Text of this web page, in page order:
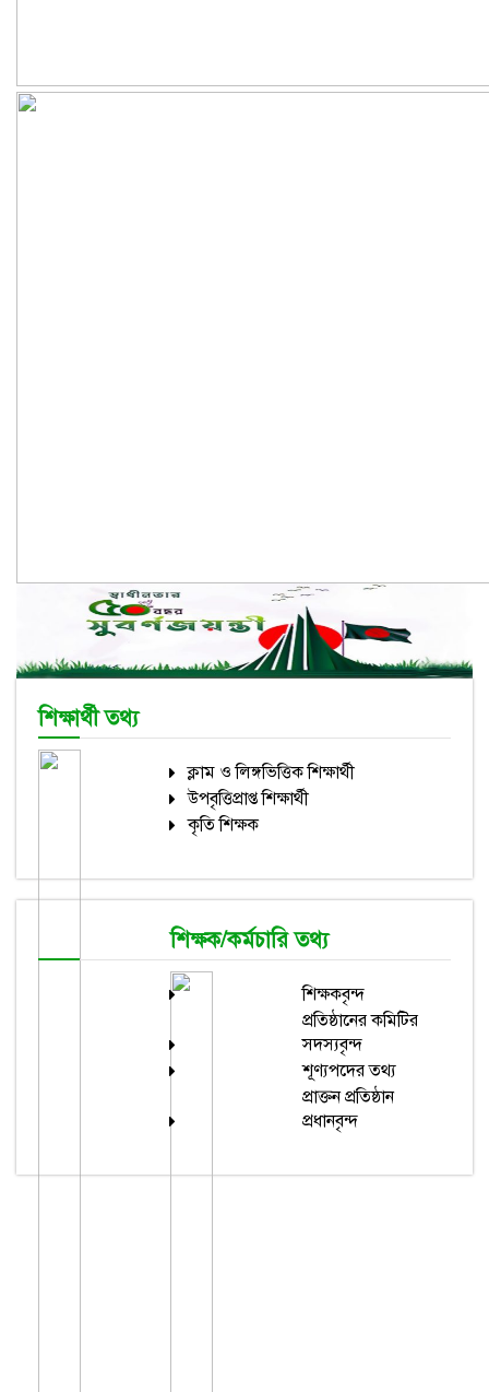
শিক্ষার্থী তথ্য
ক্লাম ও লিঙ্গভিত্তিক শিক্ষার্থী
উপবৃত্তিপ্রাপ্ত শিক্ষার্থী
কৃতি শিক্ষক
শিক্ষক/কর্মচারি তথ্য
শিক্ষকবৃন্দ
প্রতিষ্ঠানের কমিটির
সদস্যবৃন্দ
শূণ্যপদের তথ্য
প্রাক্তন প্রতিষ্ঠান
প্রধানবৃন্দ